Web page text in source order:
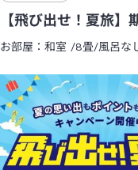
【飛び出せ！夏旅
お部屋： 和室 /8畳/風呂な